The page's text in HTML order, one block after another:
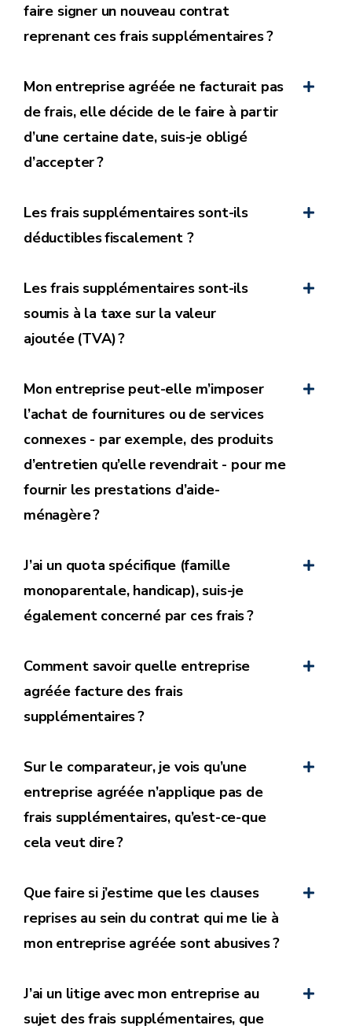
Les frais supplémentaires
payés au moyen de titres-services
de manière claire et non équivoque de la mise en
place ou de l’augmentation des frais
supplémentaires ;
l’utilisateuravant la mise en place de frais
supplémentaires.
Cela implique que ces frais doivent être rédigés
dans le contrat (ou l’avenant) de l’utilisateur avec
l’entreprise agréée ;
Si le contrat est conclu à durée indéterminée,
l’entreprise peut se réserver le droit de modifier
modifications individuellement et de manière
active.À cette occasion l’entreprise doit informer
l’utilisateur de manière claire et compréhensible,
contrat s’il n’est pas d’accord avec ces
modifications ;
faire signer un nouveau contrat
reprenant ces frais supplémentaires ?
Mon entreprise agréée ne facturait pas
de frais, elle décide de le faire à partir
d’une certaine date, suis-je obligé
d’accepter ?
En cas d’accord, la relation contractuelle avec
En cas de désaccord, la relation contractuelle avec
l’entreprise prend fin.
Les frais supplémentaires sont-ils
déductibles fiscalement ?
Les frais supplémentaires sont-ils
soumis à la taxe sur la valeur
ajoutée (TVA) ?
Mon entreprise peut-elle m’imposer
l’achat de fournitures ou de services
connexes - par exemple, des produits
d’entretien qu’elle revendrait - pour me
fournir les prestations d’aide-
ménagère ?
J’ai un quota spécifique (famille
monoparentale, handicap), suis-je
également concerné par ces frais ?
Comment savoir quelle entreprise
agréée facture des frais
supplémentaires ?
Sur le comparateur, je vois qu’une
entreprise agréée n’applique pas de
frais supplémentaires, qu’est-ce-que
cela veut dire ?
Que faire si j’estime que les clauses
reprises au sein du contrat qui me lie à
mon entreprise agréée sont abusives ?
J’ai un litige avec mon entreprise au
sujet des frais supplémentaires, que